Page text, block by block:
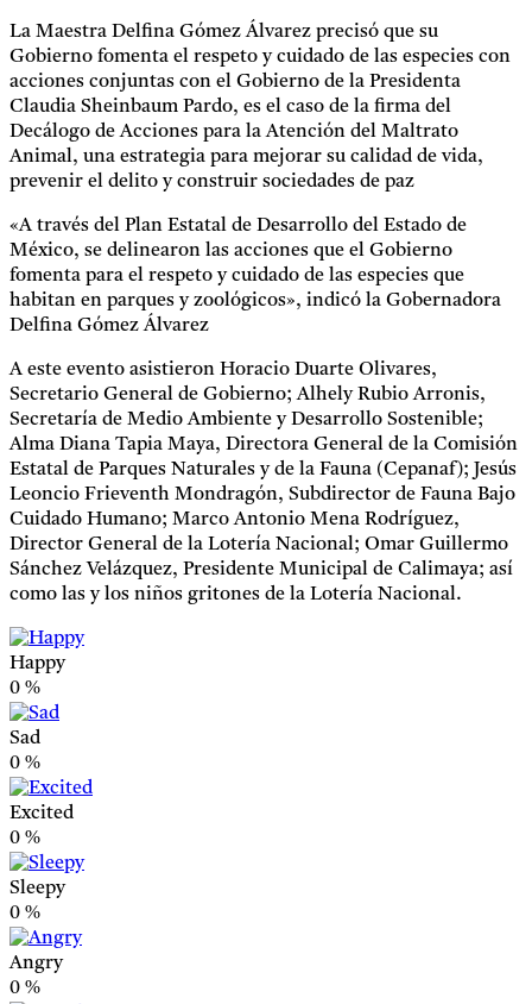
La Maestra Delfina Gómez Álvarez precisó que su
Gobierno fomenta el respeto y cuidado de las especies con
acciones conjuntas con el Gobierno de la Presidenta
Claudia Sheinbaum Pardo, es el caso de la firma del
Decálogo de Acciones para la Atención del Maltrato
Animal, una estrategia para mejorar su calidad de vida,
prevenir el delito y construir sociedades de paz
«A través del Plan Estatal de Desarrollo del Estado de
México, se delinearon las acciones que el Gobierno
fomenta para el respeto y cuidado de las especies que
habitan en parques y zoológicos», indicó la Gobernadora
Delfina Gómez Álvarez
A este evento asistieron Horacio Duarte Olivares,
Secretario General de Gobierno; Alhely Rubio Arronis,
Secretaría de Medio Ambiente y Desarrollo Sostenible;
Alma Diana Tapia Maya, Directora General de la Comisión
Estatal de Parques Naturales y de la Fauna (Cepanaf); Jesús
Leoncio Frieventh Mondragón, Subdirector de Fauna Bajo
Cuidado Humano; Marco Antonio Mena Rodríguez,
Director General de la Lotería Nacional; Omar Guillermo
Sánchez Velázquez, Presidente Municipal de Calimaya; así
como las y los niños gritones de la Lotería Nacional.
Happy
0 %
Sad
0 %
Excited
0 %
Sleepy
0 %
Angry
0 %